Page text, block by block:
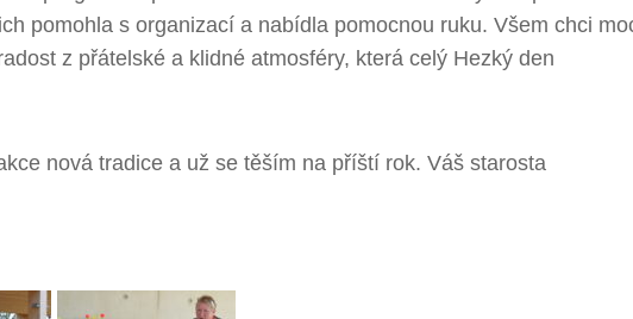
pomohla s organizací a nabídla pomocnou ruku. Všem chci
z přátelské a klidné atmosféry, která celý Hezký den
nová tradice a už se těším na příští rok. Váš starosta